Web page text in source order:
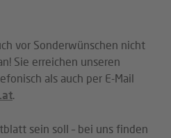
vor Sonderwünschen nicht
Sie erreichen unseren
als auch per E-Mail
.
sein soll – bei uns finden